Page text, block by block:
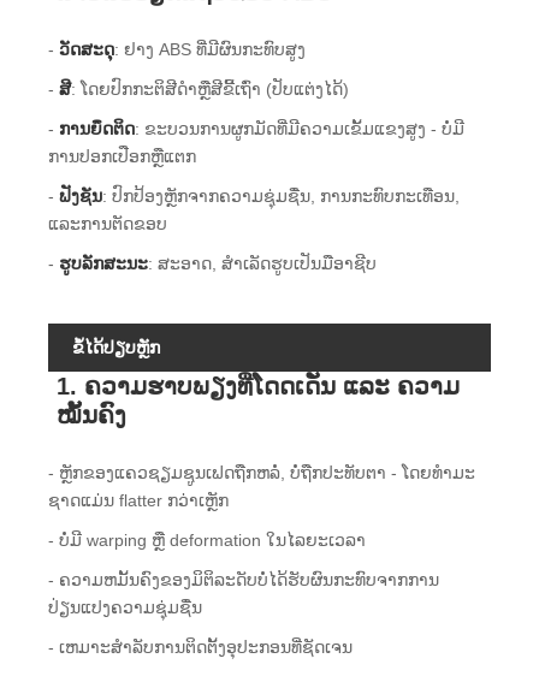
-ວັດສະດຸ: ຢາງ ABS ທີ່ມີຜົນກະທົບສູງ
-ສີ: ໂດຍ​ປົກ​ກະ​ຕິ​ສີ​ດໍາ​ຫຼື​ສີ​ຂີ້​ເຖົ່າ (ປັບ​ແຕ່ງ​ໄດ້​)
- ການຍຶດຕິດ: ຂະບວນການຜູກມັດທີ່ມີຄວາມເຂັ້ມແຂງສູງ - ບໍ່ມີ
ການປອກເປືອກຫຼືແຕກ
-ຟັງຊັນ: ປົກປ້ອງຫຼັກຈາກຄວາມຊຸ່ມຊື່ນ, ການກະທົບກະເທືອນ,
ແລະການຕັດຂອບ
- ຮູບລັກສະນະ: ສະອາດ, ສໍາເລັດຮູບເປັນມືອາຊີບ
ຂໍ້ໄດ້ປຽບຫຼັກ
1. ຄວາມຮາບພຽງທີ່ໂດດເດັ່ນ ແລະ ຄວາມ
ໝັ້ນຄົງ
- ຫຼັກຂອງແຄວຊຽມຊູນເຟດຖືກຫລໍ່, ບໍ່ຖືກປະທັບຕາ - ໂດຍທໍາມະ
ຊາດແມ່ນ flatter ກວ່າເຫຼັກ
- ບໍ່ມີ warping ຫຼື deformation ໃນໄລຍະເວລາ
- ຄວາມຫມັ້ນຄົງຂອງມິຕິລະດັບບໍ່ໄດ້ຮັບຜົນກະທົບຈາກການ
ປ່ຽນແປງຄວາມຊຸ່ມຊື່ນ
- ເຫມາະສໍາລັບການຕິດຕັ້ງອຸປະກອນທີ່ຊັດເຈນ